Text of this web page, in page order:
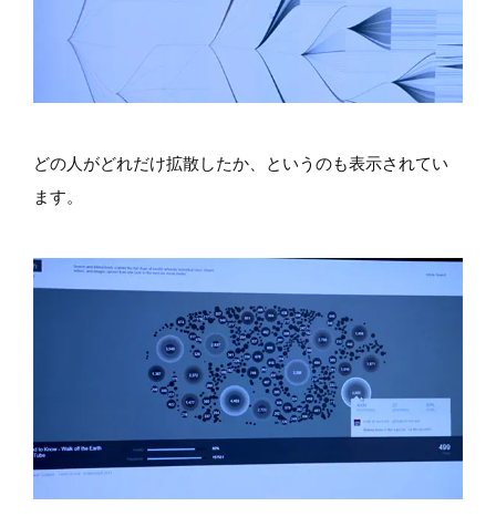
どの人がどれだけ拡散したか、というのも表示されてい
ます。